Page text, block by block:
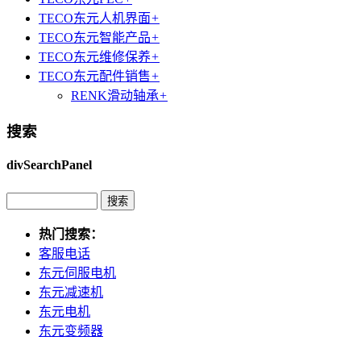
TECO东元人机界面+
TECO东元智能产品+
TECO东元维修保养+
TECO东元配件销售+
RENK滑动轴承+
搜索
divSearchPanel
热门搜索：
客服电话
东元伺服电机
东元减速机
东元电机
东元变频器